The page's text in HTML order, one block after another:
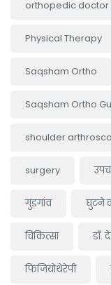
orthopedic doctor
Physical Therapy
Saqsham Ortho
Saqsham Ortho
shoulder
surgery
गुड़गांव घुटने
चिकित्सा डॉ.
फिजियोथेरेपी